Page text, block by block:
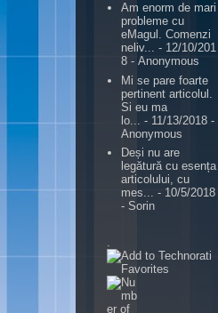
Am enorm de mari
probleme cu
eMagul. Comenzi
neliv... - 12/10/201
8 - Anonymous
Mi se pare foarte
pertinent articolul.
Si eu ma
lo...
- 11/13/2018 -
Anonymous
Deși nu are
legătură cu esența
articolului, cu
mes... - 10/5/2018
- Sorin